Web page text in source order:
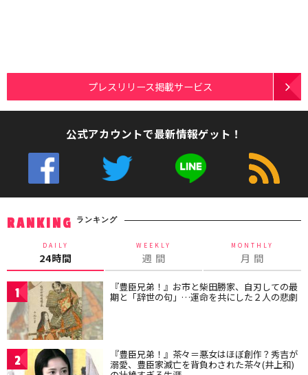
プレスリリース掲載サービス
公式アカウントで最新情報ゲット！
RANKING ランキング
DAILY
24時間
WEEKLY
週 間
MONTHLY
月 間
1 『豊臣兄弟！』お市と柴田勝家、自刃しての最
期と「辞世の句」…運命を共にした２人の悲劇
2 『豊臣兄弟！』茶々＝悪女はほぼ創作？秀吉が
溺愛、豊臣家滅亡を背負わされた茶々(井上和)